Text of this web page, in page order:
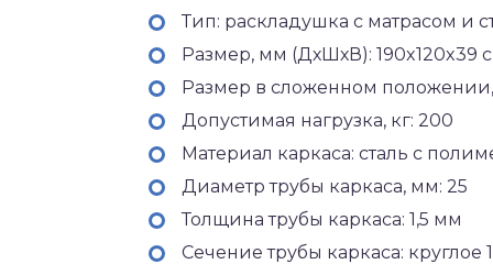
Тип: раскладушка с матрасом и
Размер, мм (ДхШхВ): 190x120x39
Размер в сложенном
Допустимая нагрузка, кг: 200
Материал каркаса: сталь с
Диаметр трубы каркаса, мм: 25
Толщина трубы каркаса: 1,5 мм
Сечение трубы каркаса: круглое